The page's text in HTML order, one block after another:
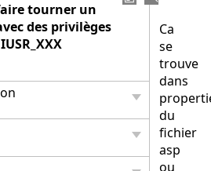
tourner un
des privilèges
Ca
se
trouve
dans
du
fichier
asp
ou